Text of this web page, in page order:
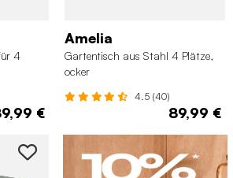
4
€
Amelia
Gartentisch aus Stahl 4 Plätze,
ocker
4.5 (40)
89,99 €